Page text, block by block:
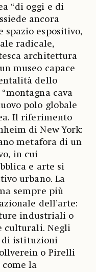
“di oggi e di
ancora
spazio espositivo,
radicale,
architettura
museo capace
dello
cava
polo globale
Il riferimento
di New York:
metafora di un
in cui
e arte si
urbano. La
sempre più
dell’arte:
industriali o
culturali. Negli
di istituzioni
o Pirelli
come la